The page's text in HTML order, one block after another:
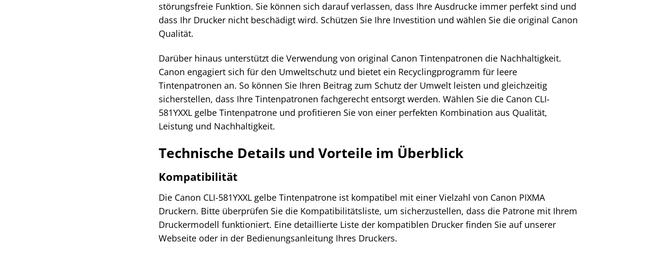
störungsfreie Funktion. Sie können sich darauf verlassen, dass Ihre Ausdrucke immer perfekt sind und
dass Ihr Drucker nicht beschädigt wird. Schützen Sie Ihre Investition und wählen Sie die original Canon
Qualität.
Darüber hinaus unterstützt die Verwendung von original Canon Tintenpatronen die Nachhaltigkeit.
Canon engagiert sich für den Umweltschutz und bietet ein Recyclingprogramm für leere
Tintenpatronen an. So können Sie Ihren Beitrag zum Schutz der Umwelt leisten und gleichzeitig
sicherstellen, dass Ihre Tintenpatronen fachgerecht entsorgt werden. Wählen Sie die Canon CLI-
581YXXL gelbe Tintenpatrone und profitieren Sie von einer perfekten Kombination aus Qualität,
Leistung und Nachhaltigkeit.
Technische Details und Vorteile im Überblick
Kompatibilität
Die Canon CLI-581YXXL gelbe Tintenpatrone ist kompatibel mit einer Vielzahl von Canon PIXMA
Druckern. Bitte überprüfen Sie die Kompatibilitätsliste, um sicherzustellen, dass die Patrone mit Ihrem
Druckermodell funktioniert. Eine detaillierte Liste der kompatiblen Drucker finden Sie auf unserer
Webseite oder in der Bedienungsanleitung Ihres Druckers.